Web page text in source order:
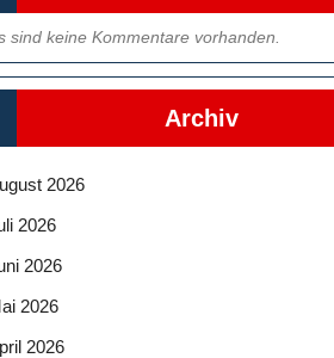
sind keine Kommentare vorhanden.
Archiv
2026
2026
2026
2026
2026